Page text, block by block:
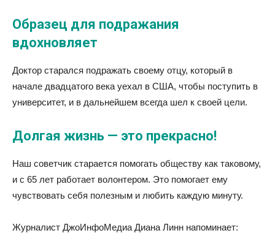
Образец для подражания
вдохновляет
Доктор старался подражать своему отцу, который в
начале двадцатого века уехал в США, чтобы поступить в
университет, и в дальнейшем всегда шел к своей цели.
Долгая жизнь — это прекрасно!
Наш советчик старается помогать обществу как таковому,
и с 65 лет работает волонтером. Это помогает ему
чувствовать себя полезным и любить каждую минуту.
Журналист ДжоИнфоМедиа Диана Линн напоминает: